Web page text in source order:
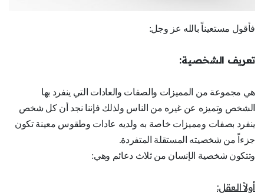
فأقول مستعيناً بالله عز وجل:
تعريف الشخصية:
هي مجموعة من المميزات والصفات والعادات التي ينفرد بها
الشخص وتميزه عن غيره من الناس ولذلك فإننا نجد أن كل شخص
ينفرد بصفات ومميزات خاصة به ولديه عادات وطقوس معينة تكون
جزءاً من شخصيته المستقلة المتفردة.
وتتكون شخصية الإنسان من ثلاث دعائم وهي:
أولاً العقل: